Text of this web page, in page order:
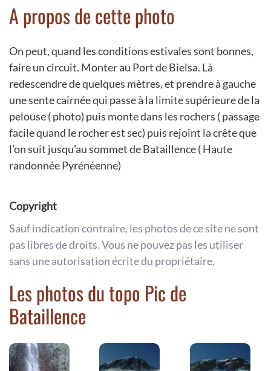
A propos de cette photo
On peut, quand les conditions estivales sont bonnes,
faire un circuit. Monter au Port de Bielsa. Là
redescendre de quelques mètres, et prendre à gauche
une sente cairnée qui passe à la limite supérieure de la
pelouse ( photo) puis monte dans les rochers ( passage
facile quand le rocher est sec) puis rejoint la crête que
l'on suit jusqu'au sommet de Bataillence ( Haute
randonnée Pyrénéenne)
Copyright
Sauf indication contraire, les photos de ce site ne sont
pas libres de droits. Vous ne pouvez pas les utiliser
sans une autorisation écrite du propriétaire.
Les photos du topo Pic de
Bataillence